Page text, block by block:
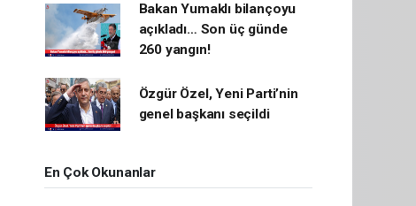
Bakan Yumaklı bilançoyu
açıkladı… Son üç günde
260 yangın!
Özgür Özel, Yeni Parti’nin
genel başkanı seçildi
En Çok Okunanlar